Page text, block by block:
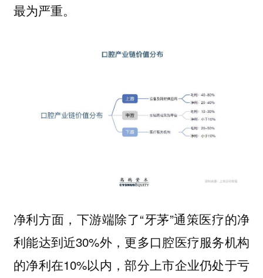
最为严重。
净利方面，下游端除了“牙茅”通策医疗的净
利能达到近30%外，更多口腔医疗服务机构
的净利在10%以内，部分上市企业仍处于亏